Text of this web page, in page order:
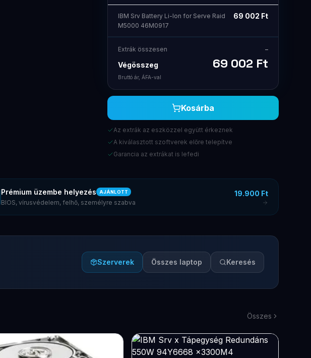
IBM Srv Battery Li-Ion for Serve Raid
M5000 46M0917
69 002 Ft
Extrák összesen –
Végösszeg 69 002 Ft
Bruttó ár, ÁFA-val
Kosárba
Az extrák az eszközzel együtt érkeznek
A kiválasztott szoftverek előre telepítve
Garancia az extrákat is lefedi
Prémium üzembe helyezés AJÁNLOTT
BIOS, vírusvédelem, felhő, személyre szabva
19.900 Ft
Szerverek Összes laptop Keresés
Összes